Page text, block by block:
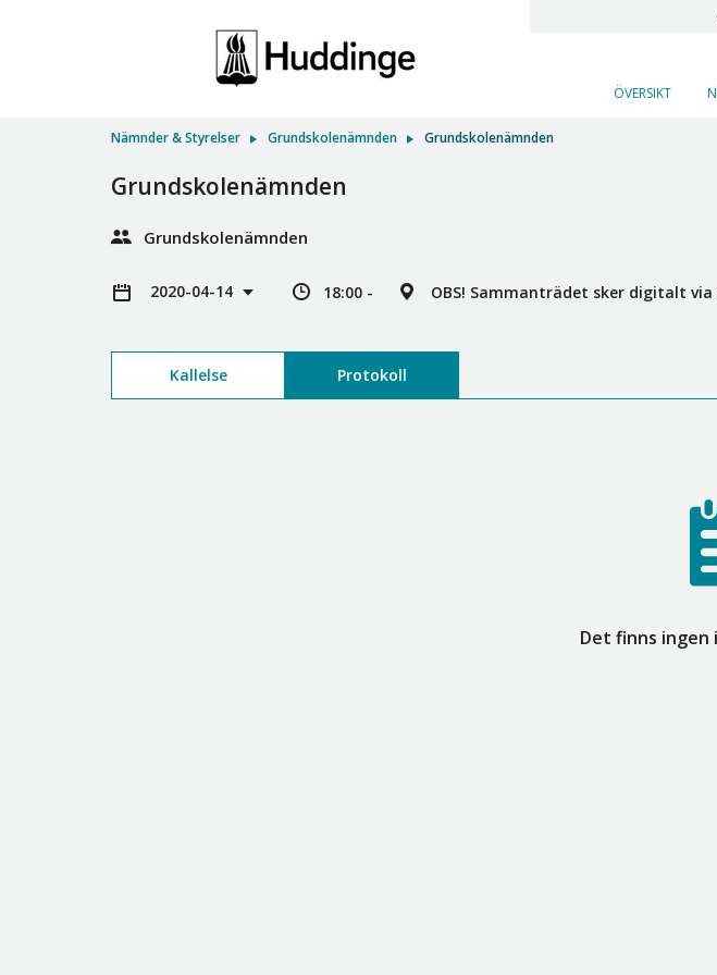
ÖVERSIKT
Nämnder & Styrelser Grundskolenämnden Grundskolenämnden
Grundskolenämnden
Grundskolenämnden
2020-04-14 18:00 - OBS! Sammanträdet sker digitalt via
Kallelse Protokoll
Det finns